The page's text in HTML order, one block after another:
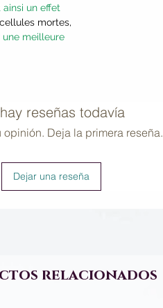
un effet
mortes,
meilleure
reseñas todavía
opinión. Deja la primera reseña.
Dejar una reseña
relacionados